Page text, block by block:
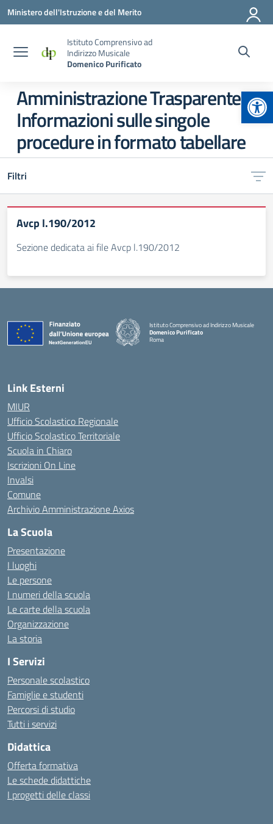
Vai ai contenuti
Vai al menu di navigazione
Vai al footer
Ministero dell'Istruzione e del Merito
Istituto Comprensivo ad
Indirizzo Musicale
Domenico Purificato
Amministrazione Trasparente:
Informazioni sulle singole
procedure in formato tabellare
Filtri
Avcp l.190/2012
Sezione dedicata ai file Avcp l.190/2012
Istituto Comprensivo ad Indirizzo Musicale
Domenico Purificato
Roma
Link Esterni
MIUR
Ufficio Scolastico Regionale
Ufficio Scolastico Territoriale
Scuola in Chiaro
Iscrizioni On Line
Invalsi
Comune
Archivio Amministrazione Axios
La Scuola
Presentazione
I luoghi
Le persone
I numeri della scuola
Le carte della scuola
Organizzazione
La storia
I Servizi
Personale scolastico
Famiglie e studenti
Percorsi di studio
Tutti i servizi
Didattica
Offerta formativa
Le schede didattiche
I progetti delle classi